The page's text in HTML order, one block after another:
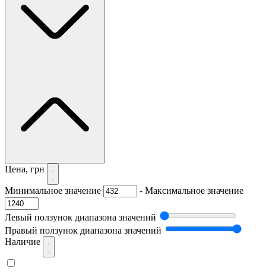
Цена, грн
Минимальное значение - Максимальное значение
Левый ползунок диапазона значений
Правый ползунок диапазона значений
Наличие